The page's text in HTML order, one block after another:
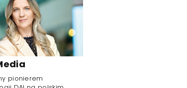
pionierem